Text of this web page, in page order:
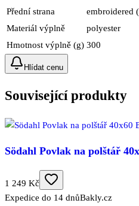
Přední strana
embroidered
Materiál výplně
polyester
Hmotnost výplně (g) 300
Hlídat cenu
Související produkty
Södahl Povlak na polštář
1 249 Kč
Expedice do 14 dnůBakly.cz